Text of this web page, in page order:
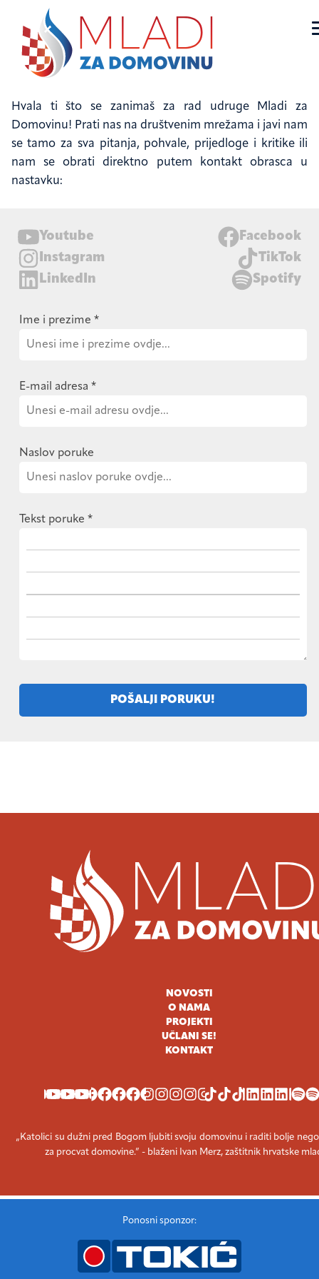
content
Mladi za domovinu
Službena stranica udruge Mladi za domovinu
Hvala ti što se zanimaš za rad udruge Mladi za
Domovinu! Prati nas na društvenim mrežama i javi nam
se tamo za sva pitanja, pohvale, prijedloge i kritike ili
nam se obrati direktno putem kontakt obrasca u
nastavku:
Youtube
Facebook
Instagram
TikTok
LinkedIn
Spotify
Kontakt
Ime i prezime *
E-mail adresa *
Naslov poruke
Tekst poruke *
POŠALJI PORUKU!
NOVOSTI
O NAMA
PROJEKTI
UČLANI SE!
KONTAKT
YOUTUBEFACEBOOKINSTAGRAMTIKTOKLINKEDIN
„Katolici su dužni pred Bogom ljubiti svoju domovinu i raditi bolje
za procvat domovine.” - blaženi Ivan Merz, zaštitnik hrvatske
Ponosni sponzor: